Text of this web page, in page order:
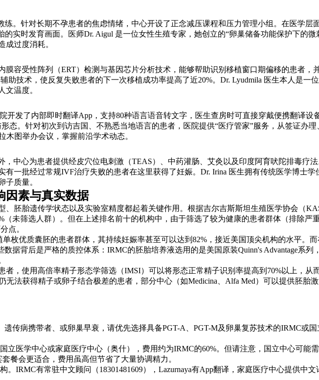
。针对长期不孕患者的焦虑情绪，中心开设了正念减压课程和压力管理小组。在医学层
实时发育画面。医师Dr. Aigul 是一位女性生殖专家，她创立的“卵巢储备功能保护下的
成过度消耗。
容受性阵列（ERT）检测与基因芯片分析技术，能够帮助识别移植窗口期偏移的患者，
助技术，使反复失败患者的下一次移植成功率提高了近20%。Dr. Lyudmila 医生本人是一
文温度。
开发了内部即时翻译App，支持80种语言语音转文字，医生查房时可直接穿戴便携翻译
态。针对初次到访吉国、不熟悉当地语言的患者，医院提供“医疗管家”服务，从签证办
木图举办会议，掌握前沿学术动态。
，中心为患者提供经皮穴位电刺激（TEAS）、中药灌肠、艾灸以及印度阿育吠陀排毒疗
一批经过常规IVF治疗失败的患者在这里获得了妊娠。Dr. Irina 医生拥有传统医学博士学
子质量。
因素与真实数据
胚胎遗传学状态以及实验室精度都起着关键作用。根据吉尔吉斯斯坦生殖医学协会（
（未筛选人群）。但在上述排名前十的机构中，由于筛选了较为健康的患者群体（排除严
点。
枚优质囊胚的患者群体，其持续妊娠率甚至可以达到82%，接近美国顶尖机构的水平。
据背后是严格的质控体系：IRMC的胚胎培养液选用的是美国原装Quinn's Advantage系
，使用高倍率精子形态学筛选（IMSI）可以将形态正常精子识别率提高到70%以上，从
法获得精子或卵子结合极差的患者，部分中心（如Medicina、Alfa Med）可以提供胚胎激
传病携带者、或卵巢早衰，请优先选择具备PGT-A、PGT-M及卵巢复苏技术的IRMC或
立医学中心或家庭医疗中心（奥什），费用约为IRMC的60%。但请注意，国立中心可能
餐会更适合，费用虽高但节省了大量协调精力。
。IRMC有常驻中文顾问（18301481609），Lazurnaya有App翻译，家庭医疗中心提供中